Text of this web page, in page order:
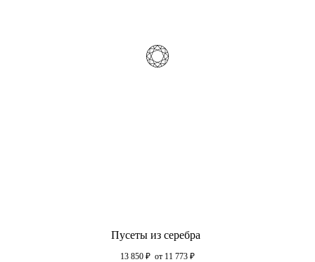
Пусеты из серебра
13 850 ₽ от 11 773 ₽